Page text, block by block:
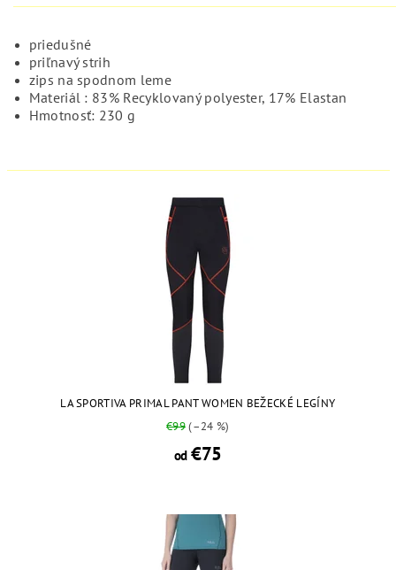
priedušné
priľnavý strih
zips na spodnom leme
Materiál : 83% Recyklovaný polyester, 17% Elastan
Hmotnosť: 230 g
LA SPORTIVA PRIMAL PANT WOMEN BEŽECKÉ LEGÍNY
€99(–24 %)
od€75